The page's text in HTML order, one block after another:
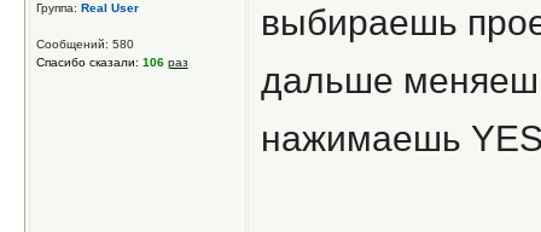
Группа: Real User
Сообщений: 580
Спасибо сказали: 106 раз
выбираешь
дальше
нажимаешь